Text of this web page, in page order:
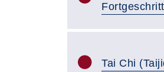
Tai Chi